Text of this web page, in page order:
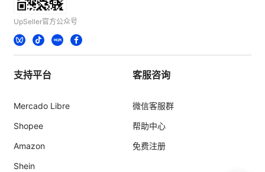
UpSeller官方公众号
支持平台
Mercado Libre
Shopee
Amazon
Shein
客服咨询
微信客服群
帮助中心
免费注册